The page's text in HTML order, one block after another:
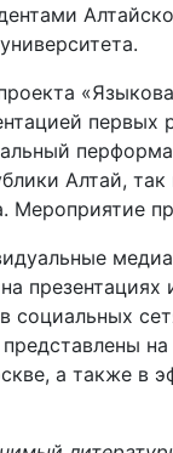
Алтай,
Мероприятие
презентациях
социальных
а также в